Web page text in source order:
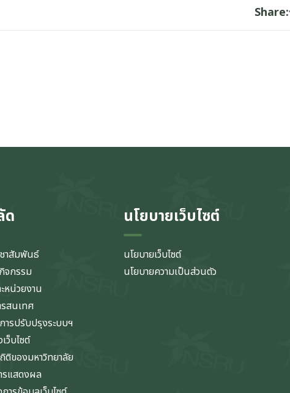
Share:
ด
ชาสัมพันธ์
จกรรม
หน่วยงาน
สนเทศ
ารปรับปรุงระบบฯ
ว็บไซต์
ติของมหาวิทยาลัย
รแสดงผล
นโยบายเว็บไซต์
นโยบายเว็บไซต์
นโยบายความเป็นส่วนตัว